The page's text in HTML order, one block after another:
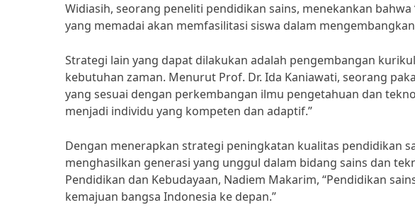
Widiasih, seorang peneliti pendidikan sains, menekankan
yang memadai akan memfasilitasi siswa dalam
Strategi lain yang dapat dilakukan adalah pengembangan
kebutuhan zaman. Menurut Prof. Dr. Ida Kaniawati, seorang
yang sesuai dengan perkembangan ilmu pengetahuan dan
menjadi individu yang kompeten dan adaptif.”
Dengan menerapkan strategi peningkatan kualitas pendidikan
menghasilkan generasi yang unggul dalam bidang sains dan
Pendidikan dan Kebudayaan, Nadiem Makarim, “Pendidikan
kemajuan bangsa Indonesia ke depan.”